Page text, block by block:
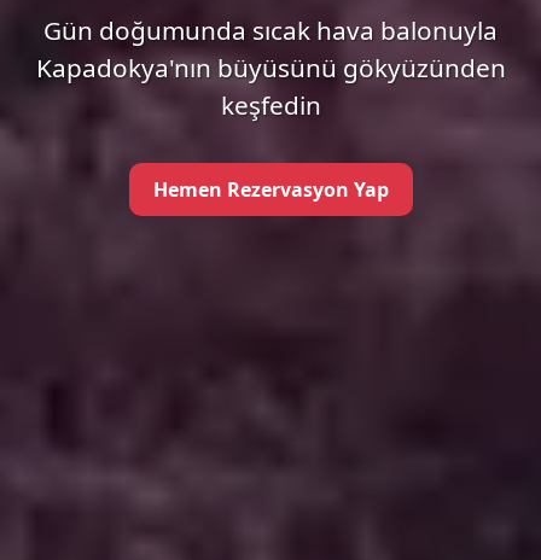
Gün doğumunda sıcak hava balonuyla
Kapadokya'nın büyüsünü gökyüzünden
keşfedin
Hemen Rezervasyon Yap